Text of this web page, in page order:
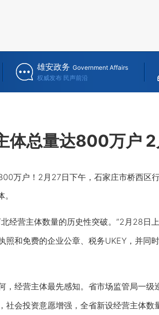
雄安政务 Government Affairs
权威发布 民声前沿
体总量达800万户
户！2月27日下午，石家庄市桥西区
营主体数量的历史性突破。”2月28日
照和免费的企业公章、税务UKEY，并同
经营主体最先感知。省市场监管局一级
社会投资意愿增强，全省新设经营主体